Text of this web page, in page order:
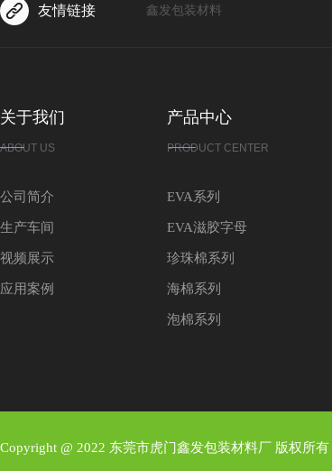
友情链接 鑫发包装材料
关于我们
ABOUT US
公司简介
生产车间
视频展示
应用案例
产品中心
PRODUCT CENTER
EVA系列
EVA滋胶字母
珍珠棉系列
海棉系列
泡棉系列
Copyright @ 2022 东莞市虎门鑫发包装材料厂 版权所有